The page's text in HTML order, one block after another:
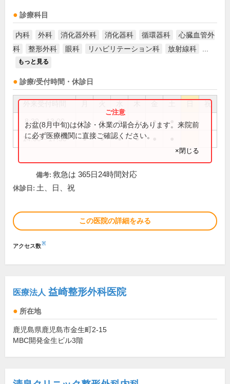
診療科目
内科 外科 消化器外科 消化器科 循環器科
心臓血管外
科
整形外科 眼科 リハビリテーション科 放射線科
もっと見る
診療/受付時間・休診日
祝
8:30～13:00 ● ● ● ● ●
14:00～17:30 ● ● ● ●
お盆(8月中旬)は休診・休業の場合があります。来院前
に必ず医療機関に直接ご確認ください。
×閉じる
備考: 救急は 365日24時間対応
休診日: 土、日、祝
この医院の詳細をみる
アクセス数※
医療法人 益崎整形外科医院
所在地
鹿児島県鹿児島市金生町2-15
MBC開発金生ビル3階